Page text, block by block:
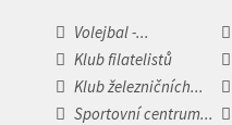
Volejbal -...
Klub filatelistů
Klub železničních...
Sportovní centrum...